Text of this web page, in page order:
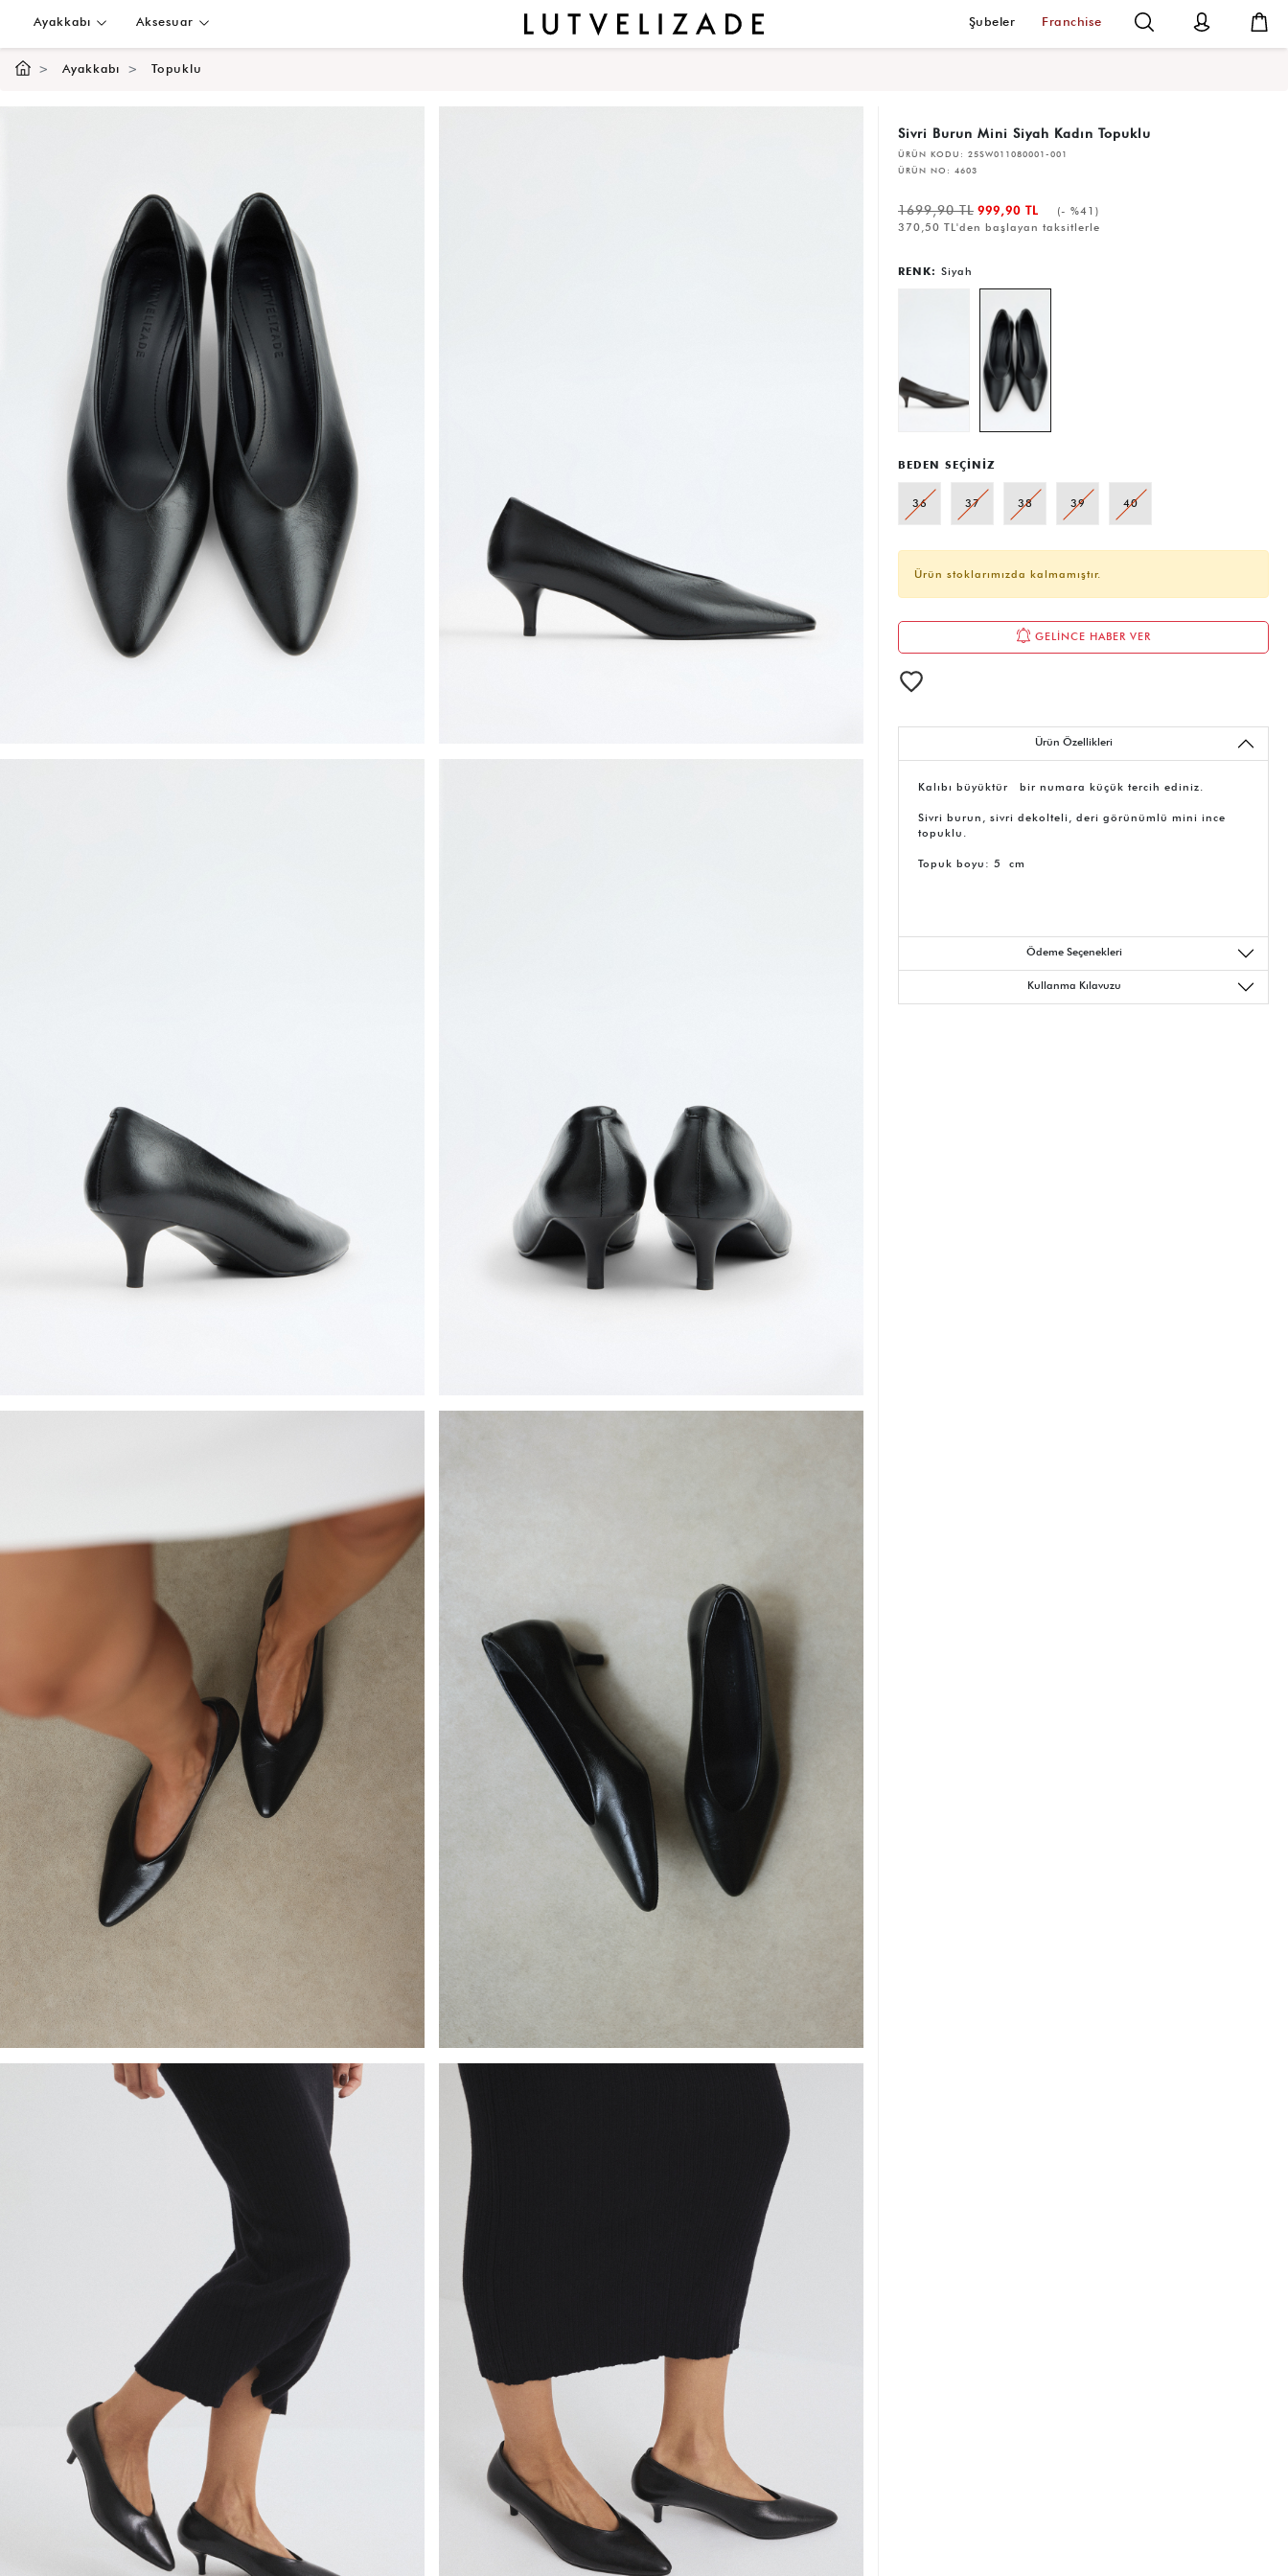
Ayakkabı Aksesuar Şubeler Franchise
Ayakkabı Topuklu
Sivri Burun Mini Siyah Kadın Topuklu
ÜRÜN KODU: 25SW011080001-001
ÜRÜN NO: 4603
1699,90 TL 999,90 TL
(- %41)
370,50 TL'den başlayan taksitlerle
RENK: Siyah
BEDEN SEÇİNİZ
36 37 38 39 40
Ürün stoklarımızda kalmamıştır.
GELİNCE HABER VER
Ürün Özellikleri
Kalıbı büyüktür bir numara küçük tercih ediniz.
Sivri burun, sivri dekolteli, deri görünümlü mini ince
topuklu.
Topuk boyu: 5 cm
Ödeme Seçenekleri
Kullanma Kılavuzu